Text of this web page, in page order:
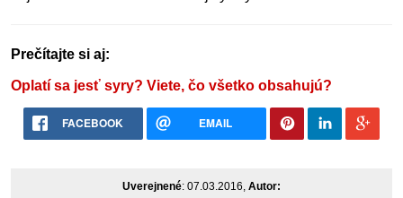
Prečítajte si aj:
Oplatí sa jesť syry? Viete, čo všetko obsahujú?
FACEBOOK EMAIL
Uverejnené: 07.03.2016, Autor: